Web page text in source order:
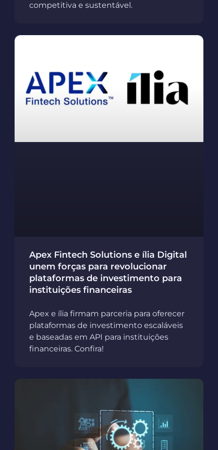
competitiva e sustentável.
Apex Fintech Solutions e ília Digital
unem forças para revolucionar
plataformas de investimento para
instituições financeiras
Apex e ília firmam parceria para oferecer
plataformas de investimento escaláveis
e baseadas em API para instituições
financeiras. Confira!